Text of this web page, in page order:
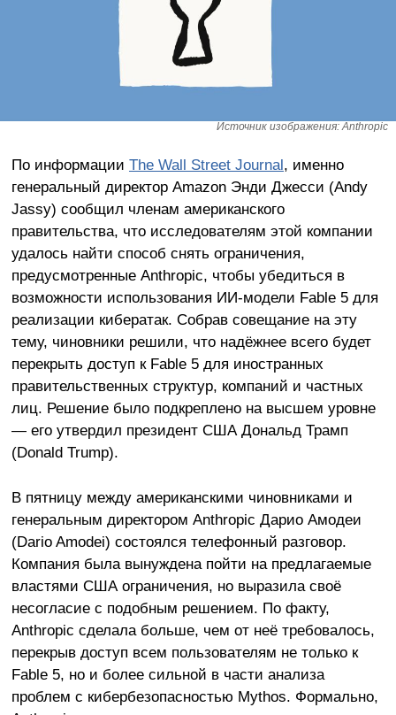
Источник изображения: Anthropic
По информации The Wall Street Journal, именно
генеральный директор Amazon Энди Джесси (Andy
Jassy) сообщил членам американского
правительства, что исследователям этой компании
удалось найти способ снять ограничения,
предусмотренные Anthropic, чтобы убедиться в
возможности использования ИИ-модели Fable 5 для
реализации кибератак. Собрав совещание на эту
тему, чиновники решили, что надёжнее всего будет
перекрыть доступ к Fable 5 для иностранных
правительственных структур, компаний и частных
лиц. Решение было подкреплено на высшем уровне
— его утвердил президент США Дональд Трамп
(Donald Trump).
В пятницу между американскими чиновниками и
генеральным директором Anthropic Дарио Амодеи
(Dario Amodei) состоялся телефонный разговор.
Компания была вынуждена пойти на предлагаемые
властями США ограничения, но выразила своё
несогласие с подобным решением. По факту,
Anthropic сделала больше, чем от неё требовалось,
перекрыв доступ всем пользователям не только к
Fable 5, но и более сильной в части анализа
проблем с кибербезопасностью Mythos. Формально,